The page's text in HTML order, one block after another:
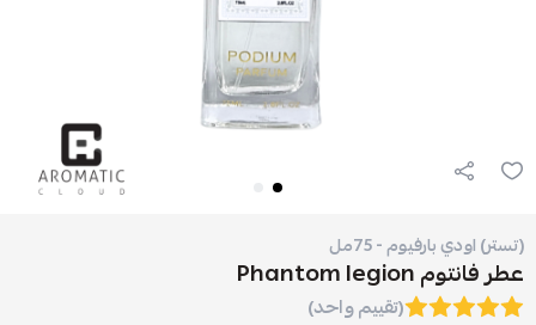
(تستر) اودي بارفيوم - 75مل
عطر فانتوم Phantom legion
(تقييم واحد)